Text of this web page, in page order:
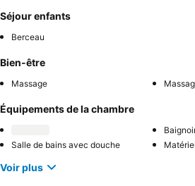
Séjour enfants
Berceau
Bien-être
Massage
Équipements de la chambre
Salle de bains avec douche
Voir plus